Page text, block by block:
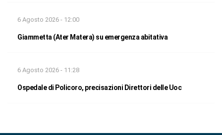
6 Agosto 2026 - 12:00
Giammetta (Ater Matera) su emergenza abitativa
6 Agosto 2026 - 11:28
Ospedale di Policoro, precisazioni Direttori delle Uoc